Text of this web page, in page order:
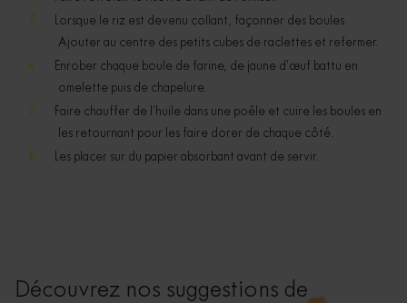
Lorsque le riz est devenu collant, façonner des boules.
Ajouter au centre des petits cubes de raclettes et refermer.
Enrober chaque boule de farine, de jaune d’œuf battu en
omelette puis de chapelure.
Faire chauffer de l’huile dans une poêle et cuire les boules en
les retournant pour les faire dorer de chaque côté.
Les placer sur du papier absorbant avant de servir.
Découvrez nos suggestions de